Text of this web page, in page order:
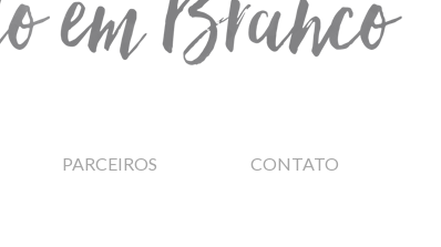
PARCEIROS CONTATO